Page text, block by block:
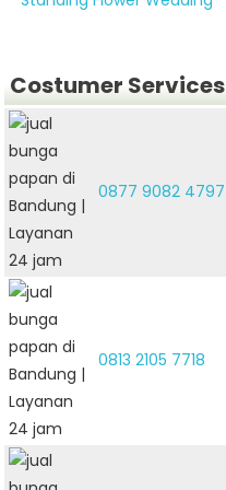
Costumer Services
0877 9082 4797
0813 2105 7718